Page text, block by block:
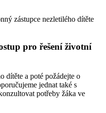
zástupce nezletilého dítěte
pro řešení životní
dítěte a poté požádejte o
jednat také s
potřeby žáka ve